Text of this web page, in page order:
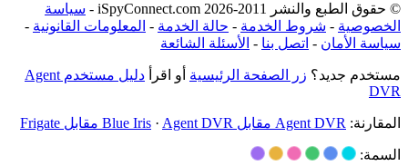
© حقوق الطبع والنشر 2011-2026 iSpyConnect.com -
سياسة
الخصوصية - شروط الخدمة - حالة الخدمة - المعلومات القانونية -
سياسة الأمان - اتصل بنا - الأسئلة الشائعة
مستخدم جديد؟ زر الصفحة الرئيسية أو اقرأ
دليل مستخدم Agent
DVR
المقارنة: Agent DVR مقابل Blue Iris · Agent DVR مقابل Frigate
السمة: